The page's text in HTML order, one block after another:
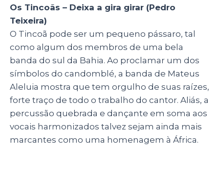
Os Tincoãs – Deixa a gira girar (Pedro
Teixeira)
O Tincoã pode ser um pequeno pássaro, tal
como algum dos membros de uma bela
banda do sul da Bahia. Ao proclamar um dos
símbolos do candomblé, a banda de Mateus
Aleluia mostra que tem orgulho de suas raízes,
forte traço de todo o trabalho do cantor. Aliás, a
percussão quebrada e dançante em soma aos
vocais harmonizados talvez sejam ainda mais
marcantes como uma homenagem à África.